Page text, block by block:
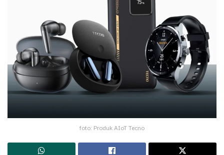
foto: Produk AIoT Tecno